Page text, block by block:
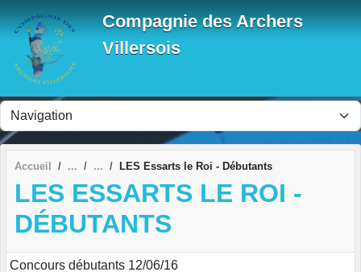
Compagnie des Archers
Villersois
Accueil LES Essarts le Roi - Débutants
LES ESSARTS LE ROI -
DÉBUTANTS
Concours débutants 12/06/16